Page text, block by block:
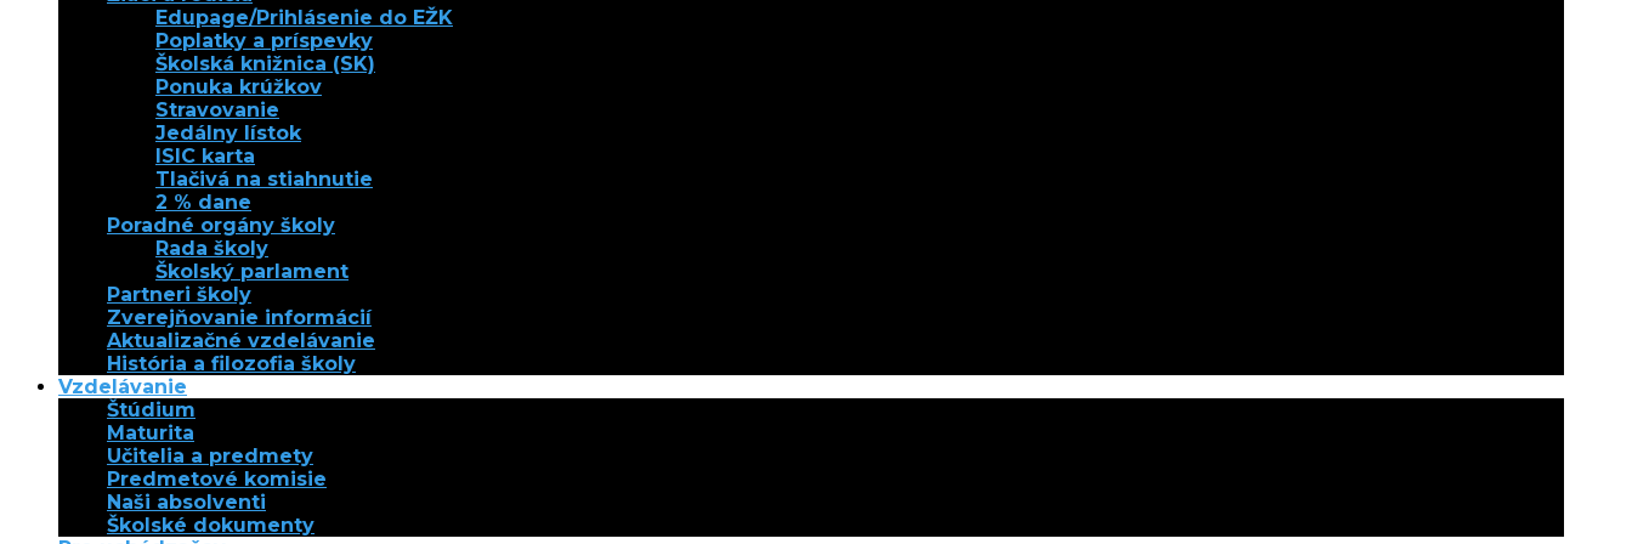
Edupage/Prihlásenie do EŽK
Poplatky a príspevky
Školská knižnica (SK)
Ponuka krúžkov
Stravovanie
Jedálny lístok
ISIC karta
Tlačivá na stiahnutie
2 % dane
Poradné orgány školy
Rada školy
Školský parlament
Partneri školy
Zverejňovanie informácií
Aktualizačné vzdelávanie
História a filozofia školy
Vzdelávanie
Štúdium
Maturita
Učitelia a predmety
Predmetové komisie
Naši absolventi
Školské dokumenty